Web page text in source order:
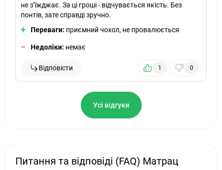
не з’їжджає. За ці гроші - відчувається якість. Без
понтів, зате справді зручно.
Переваги: приємний чохол, не провалюється
Недоліки: немає
Відповісти 1 0
Усі відгуки
Питання та відповіді (FAQ) Матрац